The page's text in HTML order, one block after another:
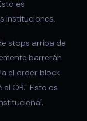
es
instituciones.
stops arriba de
barrerán
el order block
OB." Esto es